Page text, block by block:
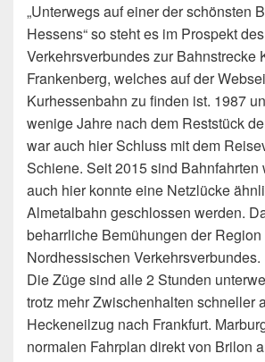
„Unterwegs auf einer der schönsten
Hessens“ so steht es im Prospekt
Verkehrsverbundes zur Bahnstrecke
Frankenberg, welches auf der
Kurhessenbahn zu finden ist. 1987
wenige Jahre nach dem Reststück
war auch hier Schluss mit dem
Schiene. Seit 2015 sind Bahnfahrten
auch hier konnte eine Netzlücke
Almetalbahn geschlossen werden.
beharrliche Bemühungen der
Nordhessischen Verkehrsverbundes.
Die Züge sind alle 2 Stunden
trotz mehr Zwischenhalten schneller
Heckeneilzug nach Frankfurt.
normalen Fahrplan direkt von Brilon